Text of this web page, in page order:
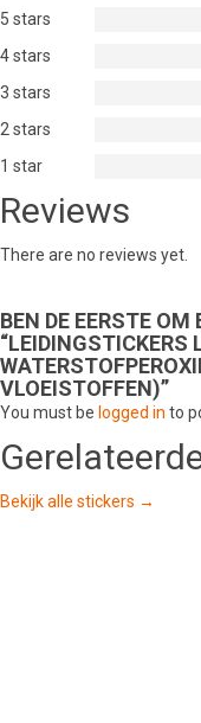
5 stars
4 stars
3 stars
2 stars
1 star
Reviews
There are no reviews yet.
BEN DE EERSTE OM
“LEIDINGSTICKERS
VLOEISTOFFEN)”
You must be logged in to
Bekijk alle stickers →